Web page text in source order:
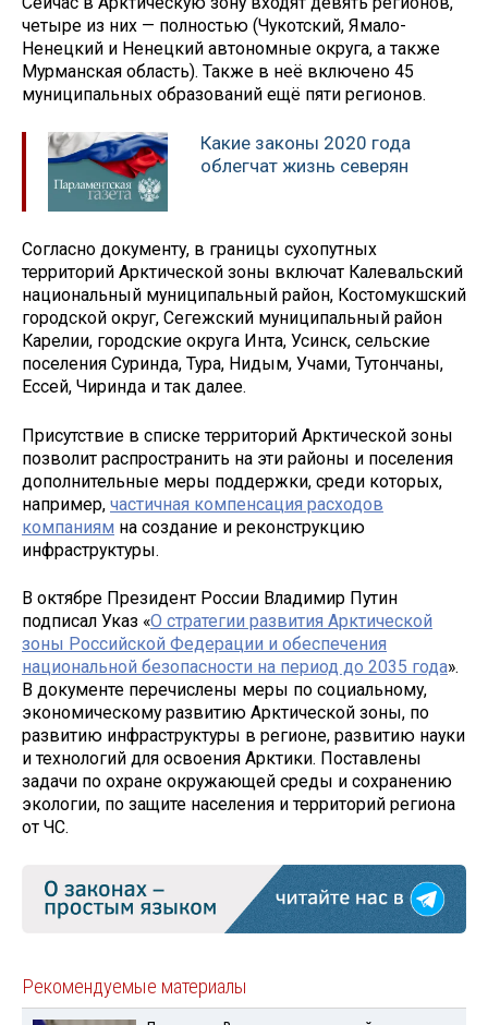
четыре из них — полностью (Чукотский, Ямало-
Ненецкий и Ненецкий автономные округа, а также
Мурманская область). Также в неё включено 45
муниципальных образований ещё пяти регионов.
Какие законы 2020 года
облегчат жизнь северян
Согласно документу, в границы сухопутных
территорий Арктической зоны включат Калевальский
национальный муниципальный район, Костомукшский
городской округ, Сегежский муниципальный район
Карелии, городские округа Инта, Усинск, сельские
поселения Суринда, Тура, Нидым, Учами, Тутончаны,
Ессей, Чиринда и так далее.
Присутствие в списке территорий Арктической зоны
позволит распространить на эти районы и поселения
дополнительные меры поддержки, среди которых,
например, частичная компенсация расходов
компаниям на создание и реконструкцию
инфраструктуры.
В октябре Президент России Владимир Путин
подписал Указ «О стратегии развития Арктической
зоны Российской Федерации и обеспечения
национальной безопасности на период до 2035 года».
В документе перечислены меры по социальному,
экономическому развитию Арктической зоны, по
развитию инфраструктуры в регионе, развитию науки
и технологий для освоения Арктики. Поставлены
задачи по охране окружающей среды и сохранению
экологии, по защите населения и территорий региона
от ЧС.
Рекомендуемые материалы